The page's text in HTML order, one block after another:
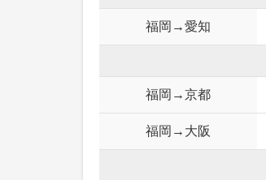
福岡→愛知
福岡→京都
福岡→大阪